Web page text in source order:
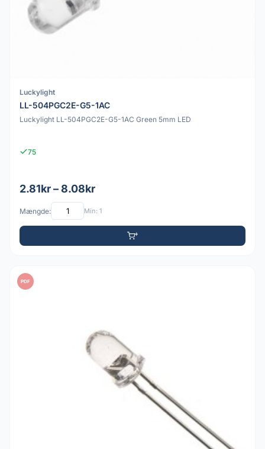
Luckylight
LL-504PGC2E-G5-1AC
Luckylight LL-504PGC2E-G5-1AC Green 5mm LED
75
2.81kr – 8.08kr
Mængde: Min: 1
PDF